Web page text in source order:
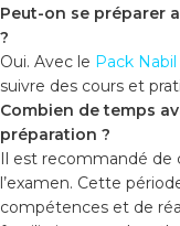
Peut-on se préparer
?
Oui. Avec le Pack Nabil
suivre des cours et
Combien de temps
préparation ?
Il est recommandé de
l’examen. Cette
compétences et de